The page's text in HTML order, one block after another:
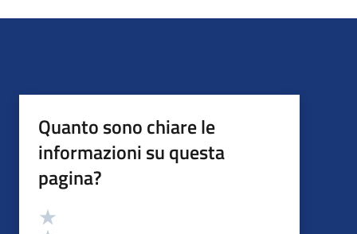
Quanto sono chiare le
informazioni su questa
pagina?
Valutazione